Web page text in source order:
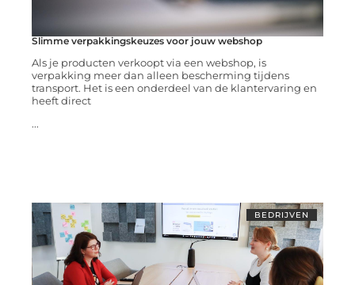
Slimme verpakkingskeuzes voor jouw webshop
Als je producten verkoopt via een webshop, is
verpakking meer dan alleen bescherming tijdens
transport. Het is een onderdeel van de klantervaring en
heeft direct
...
BEDRIJVEN